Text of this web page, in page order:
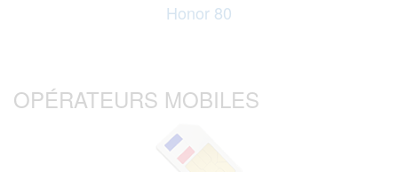
Honor 80
OPÉRATEURS MOBILES